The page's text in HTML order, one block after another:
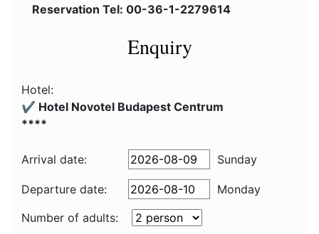
Reservation Tel: 00-36-1-2279614
Enquiry
Hotel:
✔️ Hotel Novotel Budapest Centrum
****
Arrival date: Sunday
Departure date:
Monday
Number of adults: